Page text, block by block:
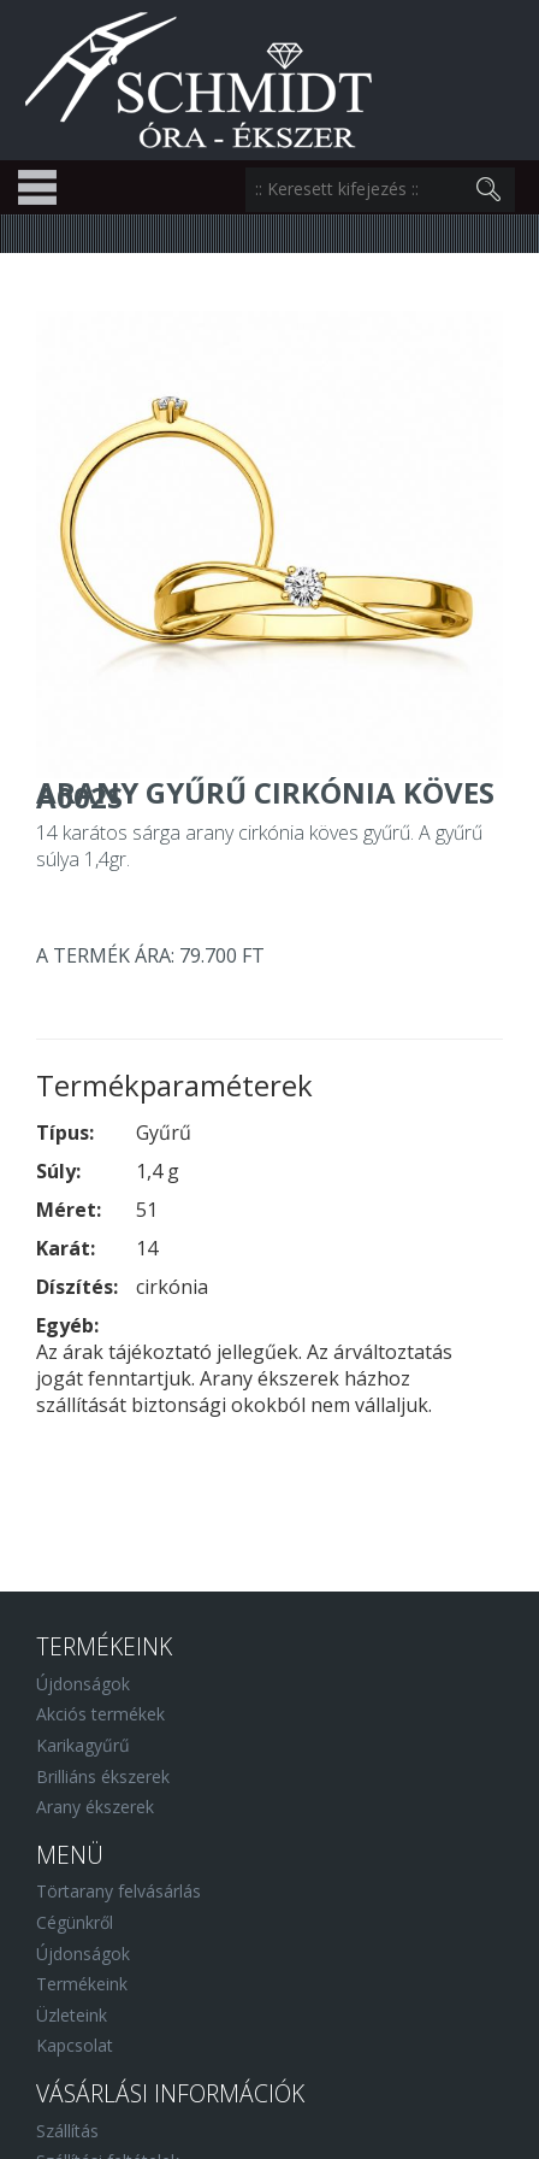
ARANY GYŰRŰ CIRKÓNIA KÖVES
A002S
14 karátos sárga arany cirkónia köves gyűrű. A gyűrű
súlya 1,4gr.
A TERMÉK ÁRA: 79.700 FT
Termékparaméterek
Típus:
Gyűrű
Súly:
1,4 g
Méret:
51
Karát:
14
Díszítés:
cirkónia
Egyéb:
Az árak tájékoztató jellegűek. Az árváltoztatás
jogát fenntartjuk. Arany ékszerek házhoz
szállítását biztonsági okokból nem vállaljuk.
TERMÉKEINK
Újdonságok
Akciós termékek
Karikagyűrű
Brilliáns ékszerek
Arany ékszerek
MENÜ
Törtarany felvásárlás
Cégünkről
Újdonságok
Termékeink
Üzleteink
Kapcsolat
VÁSÁRLÁSI INFORMÁCIÓK
Szállítás